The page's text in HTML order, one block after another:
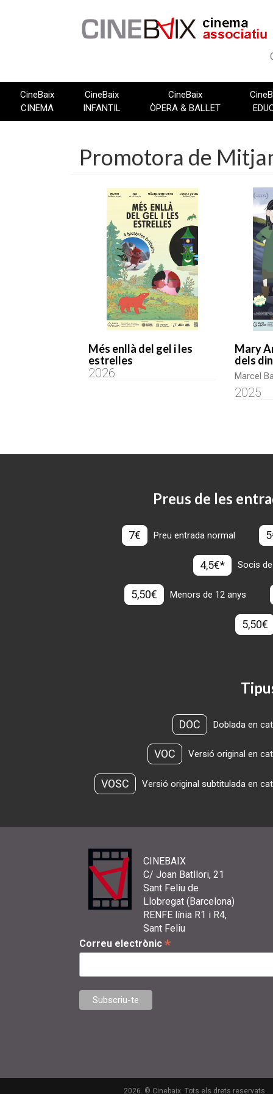
CineBaix
CINEMA
CineBaix
INFANTIL
CineBaix
ÒPERA & BALLET
Promotora de
Més enllà del gel i les
estrelles
2026
Mary
dels
Marcel
2025
Preus de les
7€ Preu entrada normal
4,5€* Socis
5,50€ Menors de 12 anys
5,50€
DOC Doblada en
VOC Versió original en
VOSC Versió original subtitulada en
CINEBAIX
C/ Joan Batllori, 21
Sant Feliu de
Llobregat (Barcelona)
RENFE línia R1 i R4,
Sant Feliu
Correu electrònic *
2026. © Cinebaix. Tots els drets reservats.